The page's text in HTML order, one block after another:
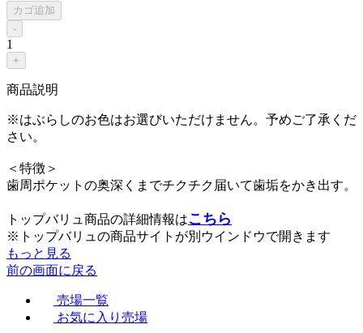
カゴ追加
-
1
+
商品説明
※はぶらしのお色はお選びいただけません。予めご了承くだ
さい。
＜特徴＞
歯周ポケットの奥深くまでチクチク届いて歯垢をかき出す。
トップバリュ商品の詳細情報はこちら
※トップバリュの商品サイトが別ウインドウで開きます
もっと見る
前の画面に戻る
売場一覧
お気に入り売場